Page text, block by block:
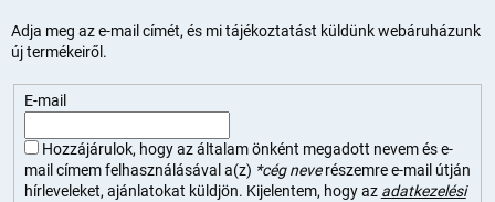
Adja meg az e-mail címét, és mi tájékoztatást küldünk webáruházunk
új termékeiről.
E-mail
Hozzájárulok, hogy az általam önként megadott nevem és e-
mail címem felhasználásával a(z) *cég neverészemre e-mail útján
hírleveleket, ajánlatokat küldjön. Kijelentem, hogy az adatkezelési